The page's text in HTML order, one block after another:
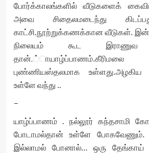
போர்க்காலங்களில் வீடுகளைக்
அவை சிதைலமடைந்து
காட்சி.நூற்றுக்கணக்கான வீடுகள்.
நிலையம் கூட இராணுவ
புண்ணியஸ்தலமாக
உள்ளே வந்து ..
–
யாழ்ப்பாணம் . நல்லூர் கந்தசாமி
போடாமல்தான் உள்ளே போகவேணும்.
இல்லாமல் போனால்… ஒரு தேங்காய்